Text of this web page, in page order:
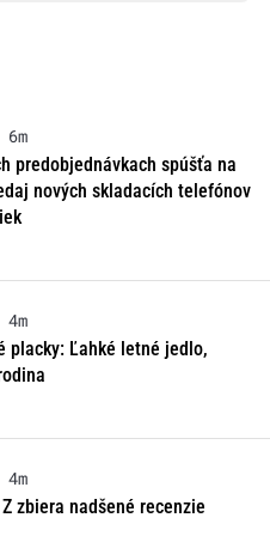
6m
predobjednávkach spúšťa na
nových skladacích telefónov
4m
placky: Ľahké letné jedlo,
4m
zbiera nadšené recenzie